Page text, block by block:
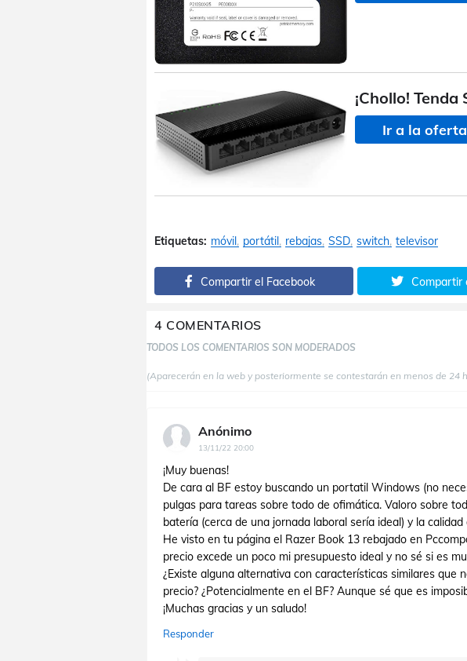
¡Chollo!
Ir a la oferta
Etiquetas: móvil portátil rebajas SSD switch televisor
Compartir el Facebook Compartir
4 COMENTARIOS
TODOS LOS COMENTARIOS SON MODERADOS
(Aparecerán en la web y posteriormente se contestarán en menos de 24
Anónimo
13/11/22 20:00
¡Muy buenas!
De cara al BF estoy buscando un portatil Windows (no
pulgas para tareas sobre todo de ofimática. Valoro sobre
batería (cerca de una jornada laboral sería ideal) y la calidad
He visto en tu página el Razer Book 13 rebajado en
precio excede un poco mi presupuesto ideal y no sé si es
¿Existe alguna alternativa con características similares que
precio? ¿Potencialmente en el BF? Aunque sé que es
¡Muchas gracias y un saludo!
Responder